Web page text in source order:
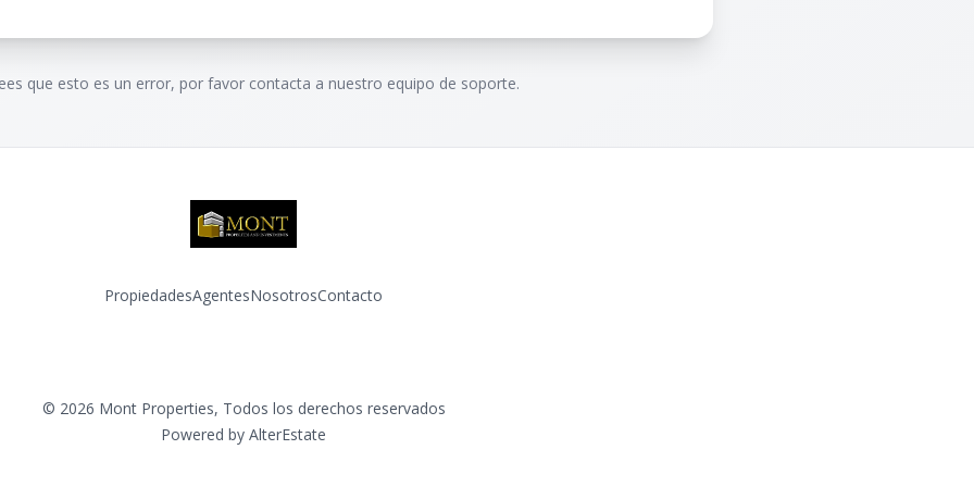
que esto es un error, por favor contacta a nuestro equipo de soporte.
PropiedadesAgentesNosotrosContacto
© 2026 Mont Properties, Todos los derechos reservados
Powered by AlterEstate